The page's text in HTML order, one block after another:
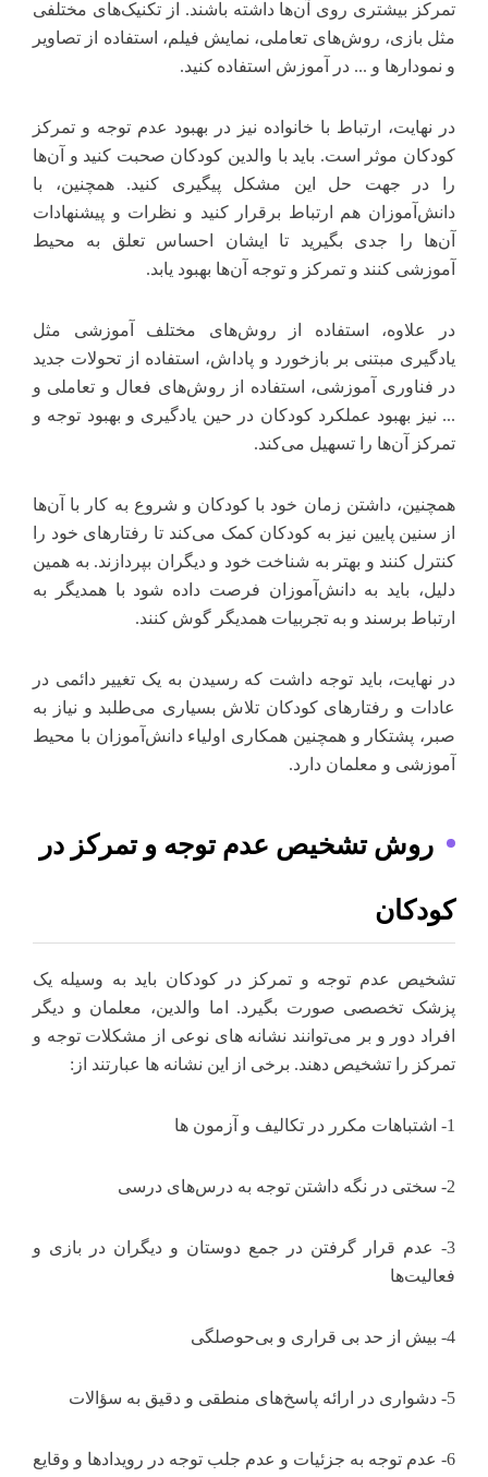
تمرکز بیشتری روی آن‌ها داشته باشند. از تکنیک‌های مختلفی
مثل بازی، روش‌های تعاملی، نمایش فیلم، استفاده از تصاویر
و نمودارها و ... در آموزش استفاده کنید.
در نهایت، ارتباط با خانواده نیز در بهبود عدم توجه و تمرکز
کودکان موثر است. باید با والدین کودکان صحبت کنید و آن‌ها
را در جهت حل این مشکل پیگیری کنید. همچنین، با
دانش‌آموزان هم ارتباط برقرار کنید و نظرات و پیشنهادات
آن‌ها را جدی بگیرید تا ایشان احساس تعلق به محیط
آموزشی کنند و تمرکز و توجه آن‌ها بهبود یابد.
در علاوه، استفاده از روش‌های مختلف آموزشی مثل
یادگیری مبتنی بر بازخورد و پاداش، استفاده از تحولات جدید
در فناوری آموزشی، استفاده از روش‌های فعال و تعاملی و
... نیز بهبود عملکرد کودکان در حین یادگیری و بهبود توجه و
تمرکز آن‌ها را تسهیل می‌کند.
همچنین، داشتن زمان خود با کودکان و شروع به کار با آن‌ها
از سنین پایین نیز به کودکان کمک می‌کند تا رفتارهای خود را
کنترل کنند و بهتر به شناخت خود و دیگران بپردازند. به همین
دلیل، باید به دانش‌آموزان فرصت داده شود با همدیگر به
ارتباط برسند و به تجربیات همدیگر گوش کنند.
در نهایت، باید توجه داشت که رسیدن به یک تغییر دائمی در
عادات و رفتارهای کودکان تلاش بسیاری می‌طلبد و نیاز به
صبر، پشتکار و همچنین همکاری اولیاء دانش‌آموزان با محیط
آموزشی و معلمان دارد.
روش تشخیص عدم توجه و تمرکز در
کودکان
تشخیص عدم توجه و تمرکز در کودکان باید به وسیله یک
پزشک تخصصی صورت بگیرد. اما والدین، معلمان و دیگر
افراد دور و بر می‌توانند نشانه های نوعی از مشکلات توجه و
تمرکز را تشخیص دهند. برخی از این نشانه ها عبارتند از:
1- اشتباهات مکرر در تکالیف و آزمون ها
2- سختی در نگه داشتن توجه به درس‌های درسی
3- عدم قرار گرفتن در جمع دوستان و دیگران در بازی و
فعالیت‌ها
4- بیش از حد بی قراری و بی‌حوصلگی
5- دشواری در ارائه پاسخ‌های منطقی و دقیق به سؤالات
6- عدم توجه به جزئیات و عدم جلب توجه در رویدادها و وقایع